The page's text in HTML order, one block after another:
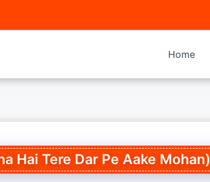
Home
Hai Tere Dar Pe Aake Mohan)